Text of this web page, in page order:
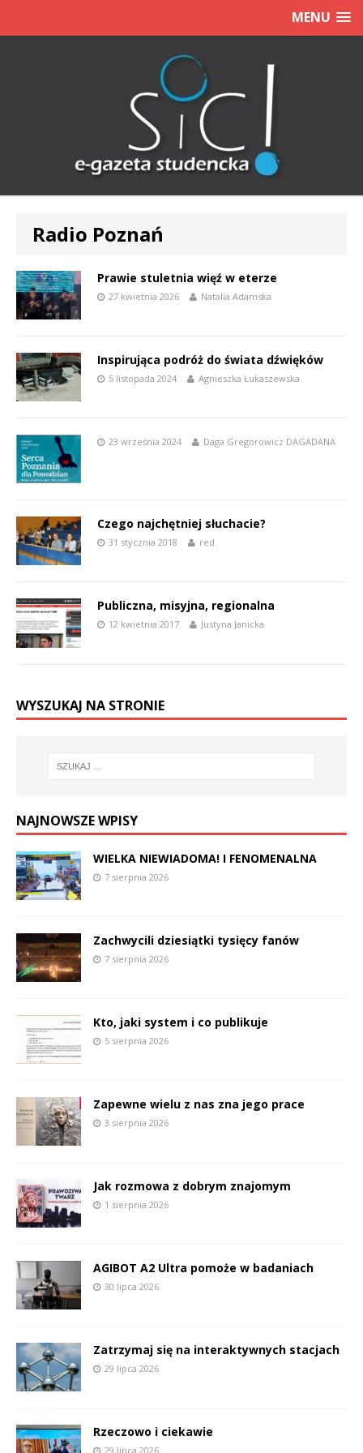
MENU
Radio Poznań
Prawie stuletnia więź w eterze
27 kwietnia 2026 Natalia Adamska
Inspirująca podróż do świata dźwięków
5 listopada 2024 Agnieszka Łukaszewska
23 września 2024 Daga Gregorowicz DAGADANA
Czego najchętniej słuchacie?
31 stycznia 2018 red.
Publiczna, misyjna, regionalna
12 kwietnia 2017 Justyna Janicka
WYSZUKAJ NA STRONIE
NAJNOWSZE WPISY
WIELKA NIEWIADOMA! I FENOMENALNA
7 sierpnia 2026
Zachwycili dziesiątki tysięcy fanów
7 sierpnia 2026
Kto, jaki system i co publikuje
5 sierpnia 2026
Zapewne wielu z nas zna jego prace
3 sierpnia 2026
Jak rozmowa z dobrym znajomym
1 sierpnia 2026
AGIBOT A2 Ultra pomoże w badaniach
30 lipca 2026
Zatrzymaj się na interaktywnych stacjach
29 lipca 2026
Rzeczowo i ciekawie
29 lipca 2026